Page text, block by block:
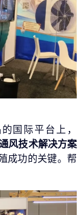
国际平台上，
风技术解决方案
成功的关键。帮